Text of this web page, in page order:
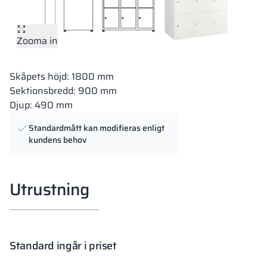
Zooma in
Skåpets höjd: 1800 mm
Sektionsbredd: 900 mm
Djup: 490 mm
Standardmått kan modifieras enligt
kundens behov
Utrustning
Standard ingår i priset